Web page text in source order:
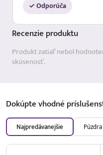
✓ Odporúča
Recenzie produktu
Produkt zatiaľ nebol
skúsenosť.
Dokúpte vhodné
Najpredávanejšie